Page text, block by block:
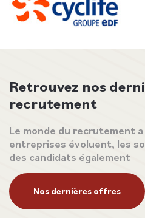
Retrouvez nos
recrutement
Le monde du recrutement
entreprises évoluent, les
des candidats également
Nos dernières offres